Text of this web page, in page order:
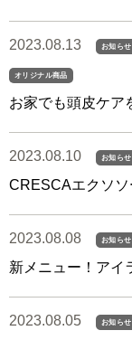
2023.08.13 お知らせ
オリジナル商品
お家でも頭皮ケア
2023.08.10 お知らせ
CRESCAエクソ
2023.08.08 お知らせ
新メニュー！アイ
2023.08.05 お知らせ